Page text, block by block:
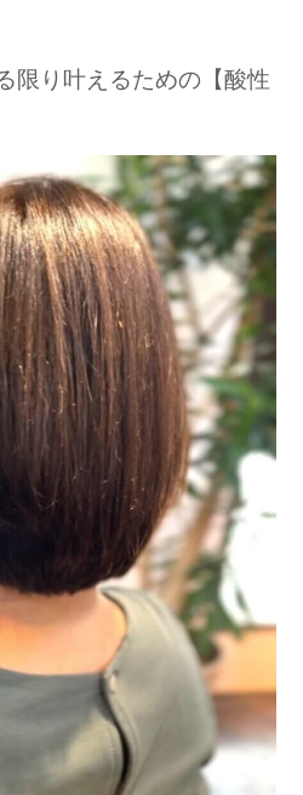
限り叶えるための【酸性